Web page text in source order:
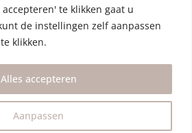
te klikken gaat u
de instellingen zelf aanpassen
klikken.
Aanpassen
Alles accepteren